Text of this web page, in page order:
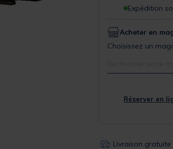
Expédition
Acheter en
Choisissez un
Réserver en
Livraison